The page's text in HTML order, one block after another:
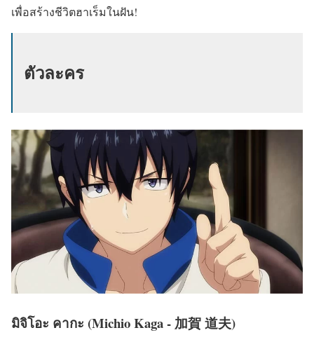
เพื่อสร้างชีวิตฮาเร็มในฝัน!
ตัวละคร
มิจิโอะ คากะ (Michio Kaga - 加賀 道夫)